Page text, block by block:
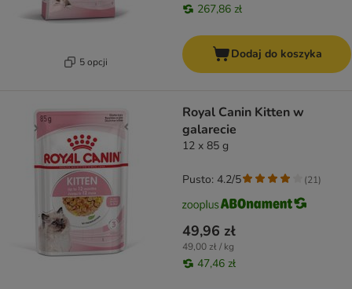
5 opcji
267,86 zł
Dodaj do koszyka
Royal Canin Kitten w
galarecie
12 x 85 g
49,96 zł
49,00 zł / kg
47,46 zł
Pusto: 4.2/5 (21)